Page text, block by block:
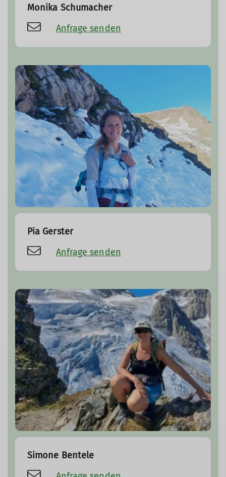
Monika Schumacher
Anfrage senden
Pia Gerster
Anfrage senden
Simone Bentele